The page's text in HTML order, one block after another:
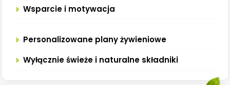
Wsparcie i motywacja
Personalizowane plany żywieniowe
Wyłącznie świeże i naturalne składniki